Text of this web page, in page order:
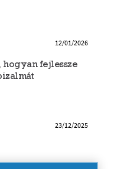
12/01/2026
fejlessze
23/12/2025